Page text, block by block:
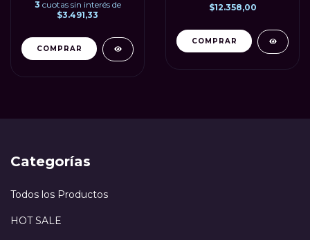
3 cuotas sin interés de
$3.491,33
COMPRAR
$12.358,00
Categorías
Todos los Productos
HOT SALE